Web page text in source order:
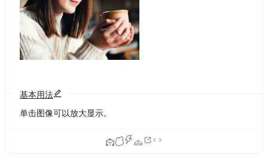
基本用法
单击图像可以放大显示。